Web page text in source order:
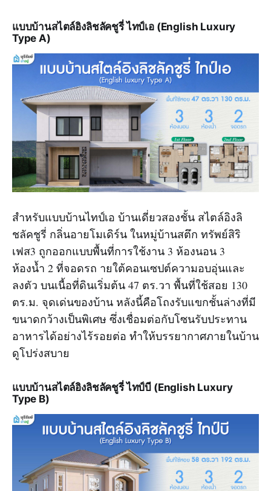
แบบบ้านสไตล์อิงลิชลัคชูรี่ ไทป์เอ (English Luxury
Type A)
สำหรับแบบบ้านไทป์เอ บ้านเดี่ยวสองชั้น สไตล์อิงลิ
ชลัคชูรี่ กลิ่นอายโมเดิร์น ในหมู่บ้านสตึก ทรัพย์สิริ
เฟส3 ถูกออกแบบพื้นที่การใช้งาน 3 ห้องนอน 3
ห้องน้ำ 2 ที่จอดรถ ายใต้คอนเซปต์ความอบอุ่นและ
ลงตัว บนเนื้อที่ดินเริ่มต้น 47 ตร.วา พื้นที่ใช้สอย 130
ตร.ม. จุดเด่นของบ้าน หลังนี้คือโถงรับแขกชั้นล่างที่มี
ขนาดกว้างเป็นพิเศษ ซึ่งเชื่อมต่อกับโซนรับประทาน
อาหารได้อย่างไร้รอยต่อ ทำให้บรรยากาศภายในบ้าน
ดูโปร่งสบาย
แบบบ้านสไตล์อิงลิชลัคชูรี่ ไทป์บี (English Luxury
Type B)